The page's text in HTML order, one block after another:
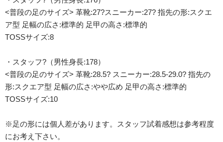
<普段の足のサイズ> 革靴:27?スニーカー:27? 指先の形:スクエ
ア型 足幅の広さ:標準的 足甲の高さ:標準的
TOSSサイズ:8
・スタッフ?（男性身長:178）
<普段の足のサイズ> 革靴:28.5? スニーカー:28.5-29.0? 指先の
形:スクエア型 足幅の広さ:やや広め 足甲の高さ:標準的
TOSSサイズ:10
※足の形には個人差があります。スタッフ試着感想は参考程度
にお考え下さい。